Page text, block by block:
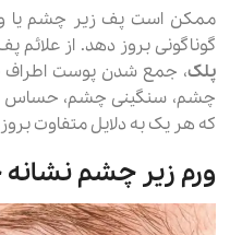
ممکن است پف زیر چشم یا
گوناگونی بروز دهد. از
پلک، جمع شدن پوست اطراف
چشم، سنگینی چشم، حساس
که هر یک به دلایل متفاوت
ورم زیر چشم